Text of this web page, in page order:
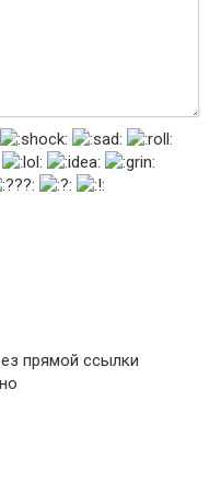
прямой ссылки